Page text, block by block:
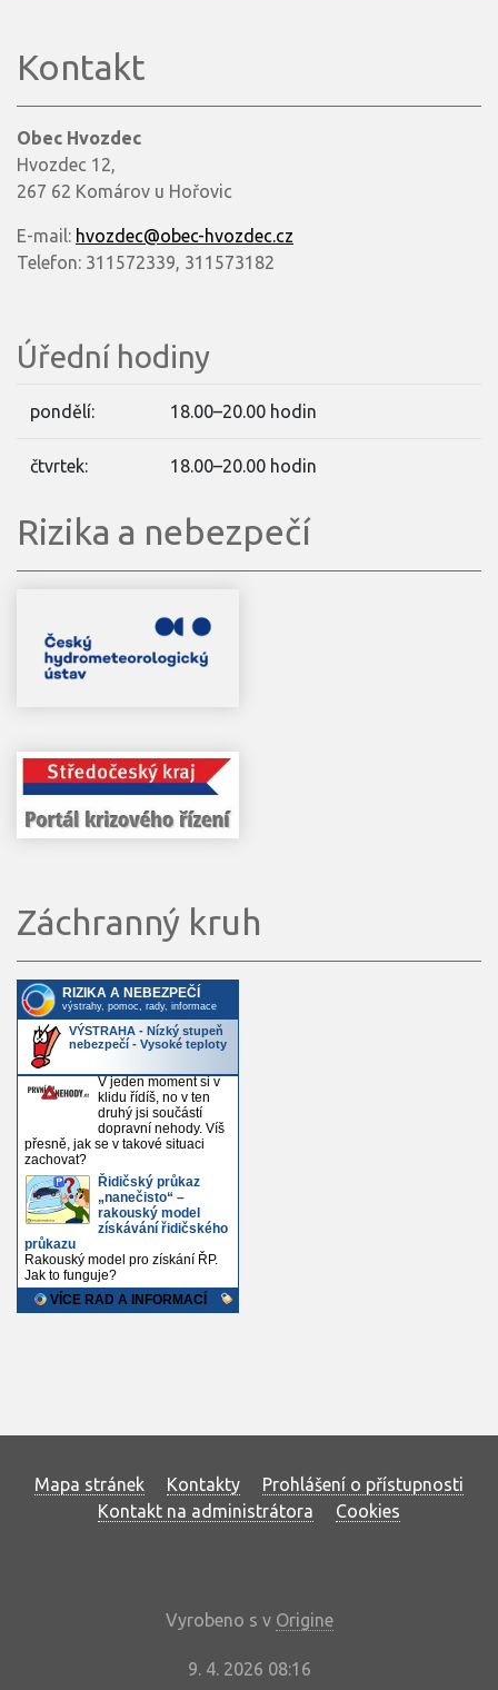
Kontakt
Obec Hvozdec
Hvozdec 12,
267 62 Komárov u Hořovic
E-mail: hvozdec@obec-hvozdec.cz
Telefon: 311572339, 311573182
Úřední hodiny
pondělí: 18.00–20.00 hodin
čtvrtek: 18.00–20.00 hodin
Rizika a nebezpečí
Záchranný kruh
Mapa stránek Kontakty
Prohlášení o přístupnosti
Kontakt na administrátora
Cookies
Vyrobeno s v Origine
9. 4. 2026 08:16